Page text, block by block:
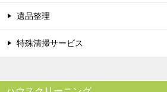
遺品整理
特殊清掃サービス